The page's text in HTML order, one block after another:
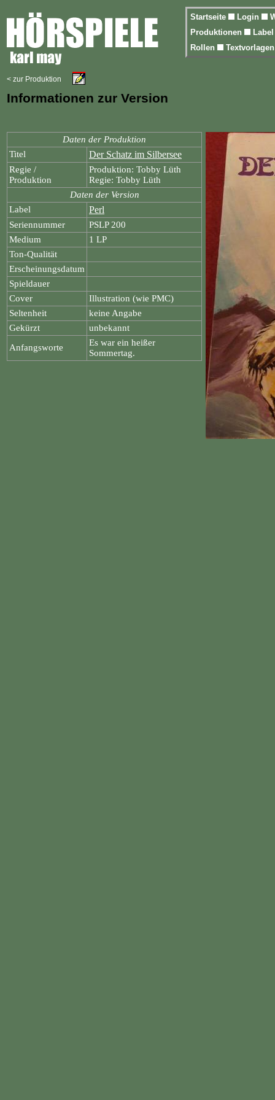
Startseite Login
Produktionen
Rollen
< zur Produktion
Informationen zur Version
Daten der Produktion
Titel
Der Schatz im Silbersee
Regie /
Produktion
Produktion: Tobby Lüth
Regie: Tobby Lüth
Daten der Version
Label
Perl
Seriennummer
PSLP 200
Medium
1 LP
Ton-Qualität
Erscheinungsdatum
Spieldauer
Cover
Illustration (wie PMC)
Seltenheit
keine Angabe
Gekürzt
unbekannt
Anfangsworte
Es war ein heißer
Sommertag.